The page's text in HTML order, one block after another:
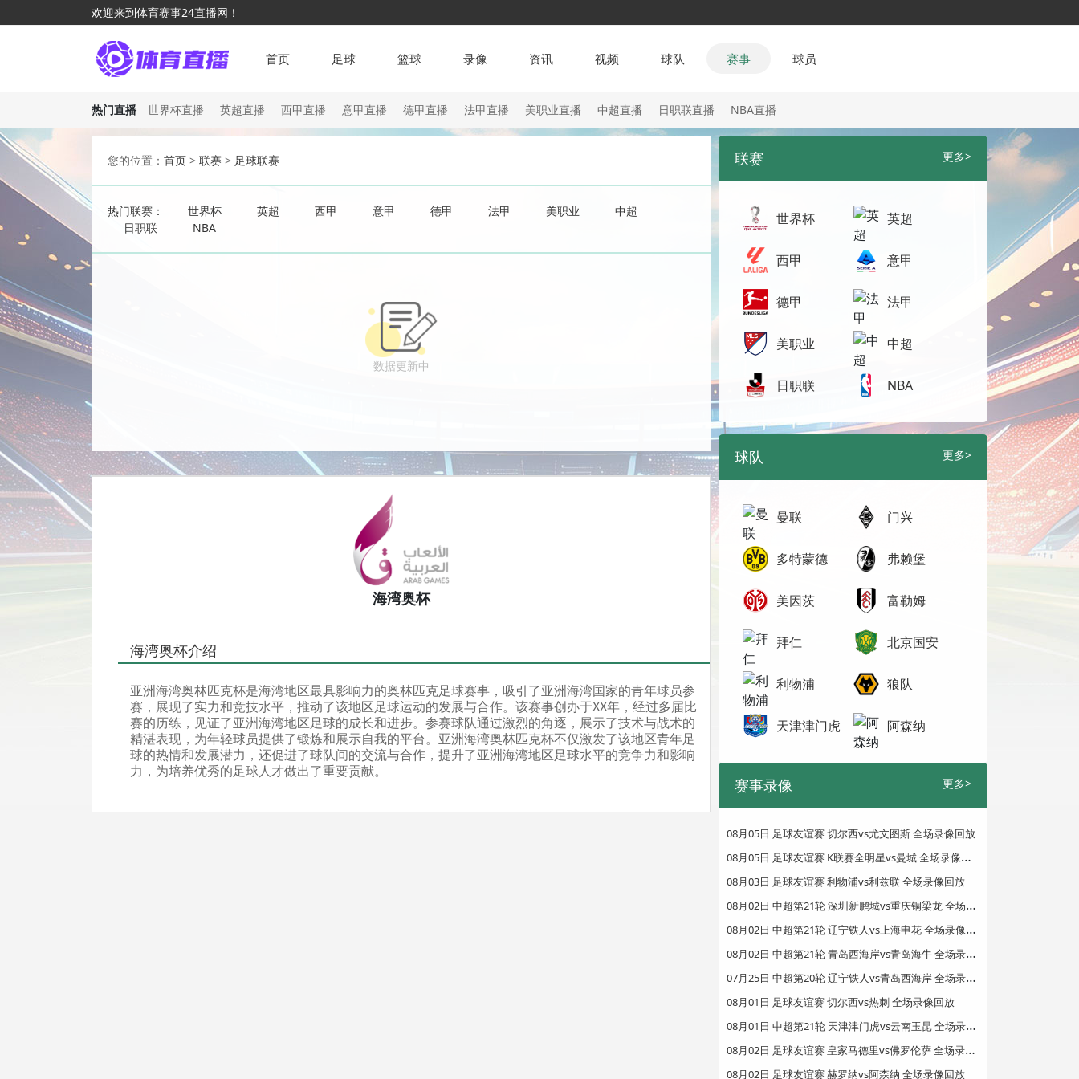
欢迎来到体育赛事24直播网！
首页 足球 篮球 录像 资讯 视频 球队 赛事 球员
热门直播 世界杯直播 英超直播 西甲直播 意甲直播 德甲直播 法甲直播 美职业直播 中超直播 日职联直播 NBA直播
您的位置： 首页 > 联赛 > 足球联赛
热门联赛： 世界杯 英超 西甲 意甲 德甲 法甲 美职业
中超
日职联
NBA
数据更新中
海湾奥杯
海湾奥杯介绍
亚洲海湾奥林匹克杯是海湾地区最具影响力的奥林匹克足球赛事，吸引了亚洲海湾国家的青年球员参
赛，展现了实力和竞技水平，推动了该地区足球运动的发展与合作。该赛事创办于XX年，经过多届比
赛的历练，见证了亚洲海湾地区足球的成长和进步。参赛球队通过激烈的角逐，展示了技术与战术的
精湛表现，为年轻球员提供了锻炼和展示自我的平台。亚洲海湾奥林匹克杯不仅激发了该地区青年足
球的热情和发展潜力，还促进了球队间的交流与合作，提升了亚洲海湾地区足球水平的竞争力和影响
力，为培养优秀的足球人才做出了重要贡献。
联赛 更多>
世界杯 英超
西甲 意甲
德甲 法甲
美职业 中超
日职联 NBA
球队 更多>
曼联 门兴
多特蒙德 弗赖堡
美因茨 富勒姆
拜仁 北京国安
利物浦 狼队
天津津门虎 阿森纳
赛事录像 更多>
08月05日 足球友谊赛 切尔西vs尤文图斯 全场录像回放
0
8月05日 足球友谊赛 K联赛全明星vs曼城 全场录像回放
08月03日 足球友谊赛 利物浦vs利兹联 全场录像回放
0
8月02日 中超第21轮 深圳新鹏城vs重庆铜梁龙 全场录像回放
0
8月02日 中超第21轮 辽宁铁人vs上海申花 全场录像回放
0
8月02日 中超第21轮 青岛西海岸vs青岛海牛 全场录像回放
0
7月25日 中超第20轮 辽宁铁人vs青岛西海岸 全场录像回放
08月01日 足球友谊赛 切尔西vs热刺 全场录像回放
0
8月01日 中超第21轮 天津津门虎vs云南玉昆 全场录像回放
0
8月02日 足球友谊赛 皇家马德里vs佛罗伦萨 全场录像回放
08月02日 足球友谊赛 赫罗纳vs阿森纳 全场录像回放